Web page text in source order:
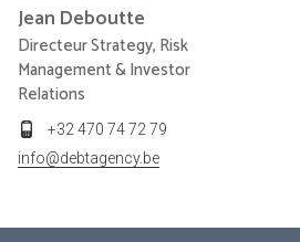
Jean Deboutte
Directeur Strategy, Risk
Management & Investor
Relations
+32 470 74 72 79
info@debtagency.be